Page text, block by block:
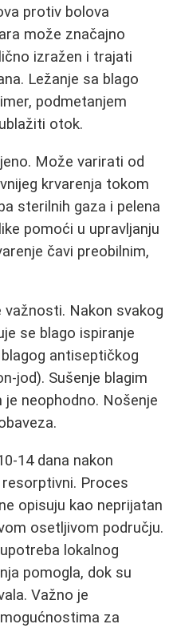
protiv bolova
može značajno
izražen i trajati
Ležanje sa blago
podmetanjem
otok.
Može varirati od
krvarenja tokom
sterilnih gaza i pelena
pomoći u upravljanju
čavi preobilnim,
važnosti. Nakon svakog
se blago ispiranje
antiseptičkog
jod). Sušenje blagim
neophodno. Nošenje
14 dana nakon
Proces
opisuju kao neprijatan
osetljivom području.
lokalnog
pomogla, dok su
Važno je
za